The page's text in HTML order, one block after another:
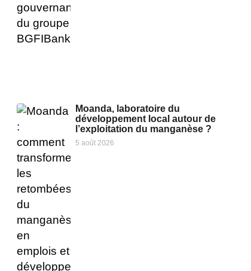
Moanda, laboratoire du
développement local autour de
l’exploitation du manganèse ?
5 août 2026